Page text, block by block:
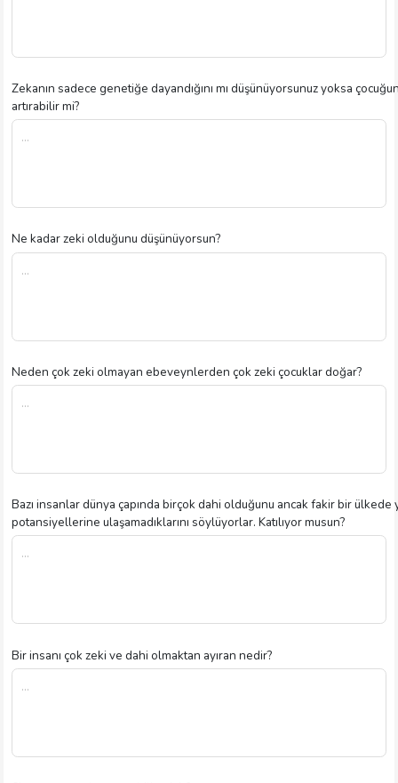
Zekanın sadece genetiğe dayandığını mı düşünüyorsunuz yoksa
artırabilir mi?
Ne kadar zeki olduğunu düşünüyorsun?
Neden çok zeki olmayan ebeveynlerden çok zeki çocuklar doğar?
Bazı insanlar dünya çapında birçok dahi olduğunu ancak fakir bir ülkede
potansiyellerine ulaşamadıklarını söylüyorlar. Katılıyor musun?
Bir insanı çok zeki ve dahi olmaktan ayıran nedir?